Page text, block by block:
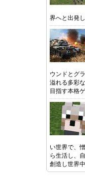
界へと出発
ウンドとグ
溢れる多彩
目指す本格
い世界で、
ら生活し、
創造し世界